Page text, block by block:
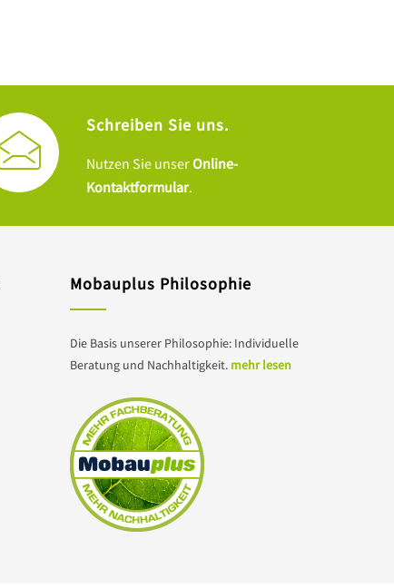
Schreiben Sie uns.
Nutzen Sie unserOnline-
Kontaktformular.
Mobauplus Philosophie
Die Basis unserer Philosophie: Individuelle
Beratung und Nachhaltigkeit. mehr lesen